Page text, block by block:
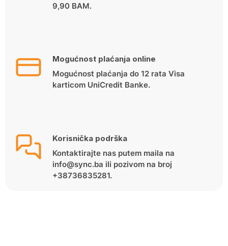
9,90 BAM.
Mogućnost plaćanja online
Mogućnost plaćanja do 12 rata Visa
karticom UniCredit Banke.
Korisnička podrška
Kontaktirajte nas putem maila na
info@sync.ba ili pozivom na broj
+38736835281.